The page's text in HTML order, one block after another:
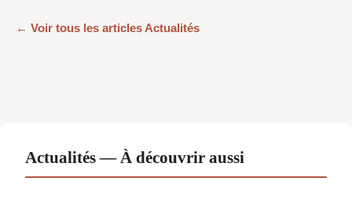
← Voir tous les articles Actualités
Actualités — À découvrir aussi